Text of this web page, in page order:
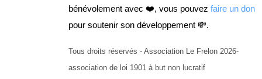
bénévolement avec ❤️, vous pouvez faire un don
pour soutenir son développement 💸.
Tous droits réservés - Association Le Frelon 2026-
association de loi 1901 à but non lucratif